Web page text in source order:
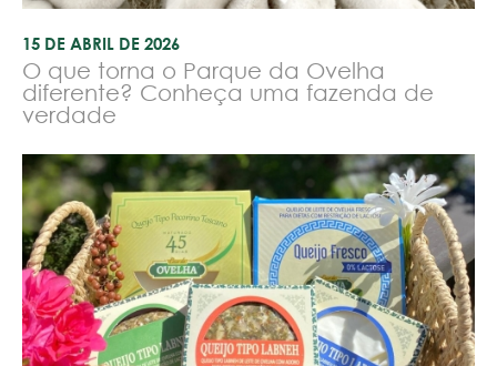
15 DE ABRIL DE 2026
O que torna o Parque da Ovelha
diferente? Conheça uma fazenda de
verdade